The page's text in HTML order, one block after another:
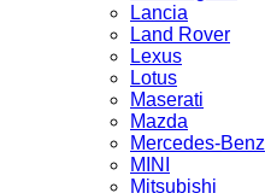
Lancia
Land Rover
Lexus
Lotus
Maserati
Mazda
Mercedes-Benz
MINI
Mitsubishi